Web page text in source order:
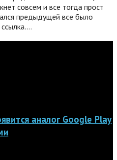
совсем и все тогда прост
предыдущей все было
ссылка.…
аналог Google Play